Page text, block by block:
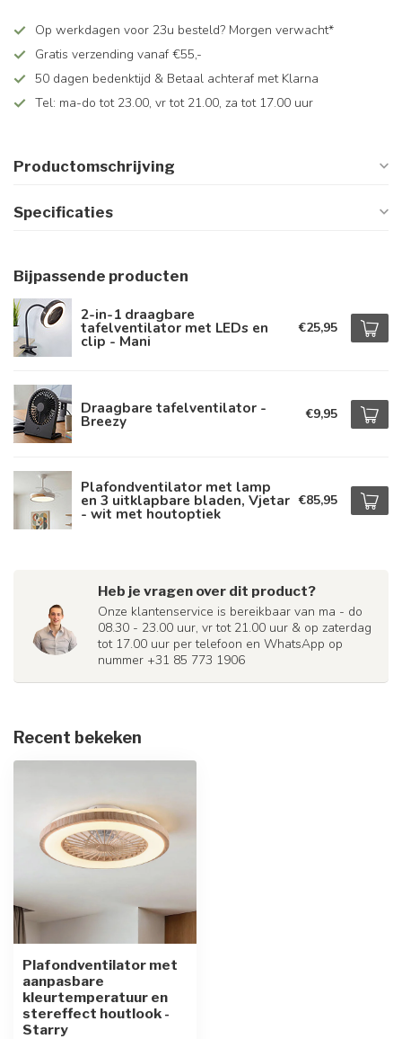
Op werkdagen voor 23u besteld? Morgen verwacht*
Gratis verzending vanaf €55,-
50 dagen bedenktijd & Betaal achteraf met Klarna
Tel: ma-do tot 23.00, vr tot 21.00, za tot 17.00 uur
Productomschrijving
Specificaties
Bijpassende producten
2-in-1 draagbare
tafelventilator met LEDs en
clip - Mani
€25,95
Draagbare tafelventilator -
Breezy €9,95
Plafondventilator met lamp
en 3 uitklapbare bladen, Vjetar
- wit met houtoptiek
€85,95
Heb je vragen over dit product?
Onze klantenservice is bereikbaar van ma - do
08.30 - 23.00 uur, vr tot 21.00 uur & op zaterdag
tot 17.00 uur per telefoon en WhatsApp op
nummer +31 85 773 1906
Recent bekeken
Plafondventilator met
aanpasbare
kleurtemperatuur en
stereffect houtlook -
Starry